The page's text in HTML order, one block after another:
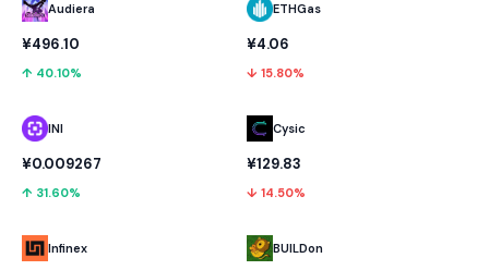
Audiera
¥496.10
↑ 40.10%
INI
¥0.009267
↑ 31.60%
Infinex
ETHGas
¥4.06
↓ 15.80%
Cysic
¥129.83
↓ 14.50%
BUILDon